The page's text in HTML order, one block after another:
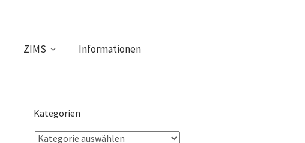
ZIMS Informationen
Kategorien